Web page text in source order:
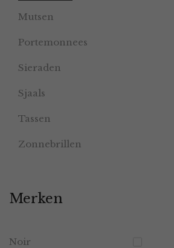
Mutsen
Portemonnees
Sieraden
Sjaals
Tassen
Zonnebrillen
Merken
Noir